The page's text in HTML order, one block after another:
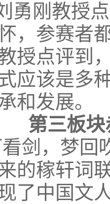
勇刚教授
，参赛者
授点评到
应该是多
和发展。
第三板
剑，梦回
的稼轩词
了中国文